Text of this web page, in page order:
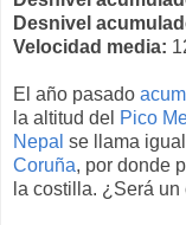
Desnivel
Velocidad media:
El año pasado
la altitud del Pico
Nepal se llama
Coruña, por donde
la costilla. ¿Será